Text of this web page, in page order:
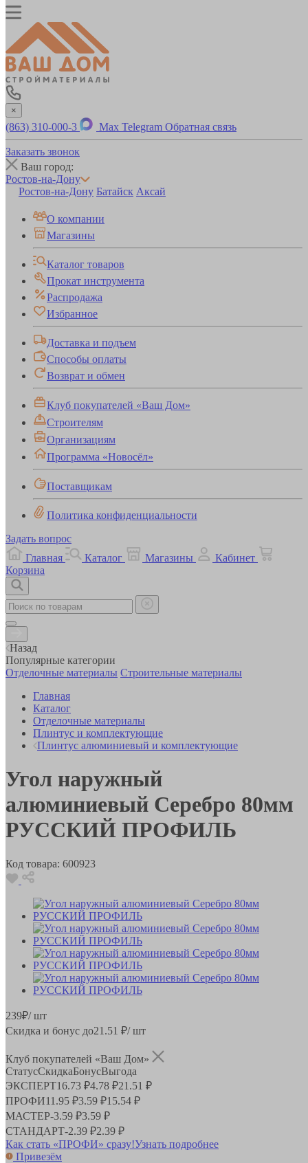
×
(863) 310-000-3 Max Telegram Обратная связь
Заказать звонок
Ваш город:
Ростов-на-Дону
Ростов-на-Дону Батайск Аксай
О компании
Магазины
Каталог товаров
Прокат инструмента
Распродажа
Избранное
Доставка и подъем
Способы оплаты
Возврат и обмен
Клуб покупателей «Ваш Дом»
Строителям
Организациям
Программа «Новосёл»
Поставщикам
Политика конфиденциальности
Задать вопрос
Главная
Каталог Магазины
Кабинет
Корзина
Назад
Популярные категории
Отделочные материалы Строительные материалы
Главная
Каталог
Отделочные материалы
Плинтус и комплектующие
Плинтус алюминиевый и комплектующие
Угол наружный
алюминиевый Серебро 80мм
РУССКИЙ ПРОФИЛЬ
Код товара: 600923
239₽/ шт
Скидка и бонус до21.51 ₽/ шт
Клуб покупателей «Ваш Дом»
СтатусСкидкаБонусВыгода
ЭКСПЕРТ16.73 ₽4.78 ₽21.51 ₽
ПРОФИ11.95 ₽3.59 ₽15.54 ₽
МАСТЕР-3.59 ₽3.59 ₽
СТАНДАРТ-2.39 ₽2.39 ₽
Как стать «ПРОФИ» сразу!Узнать подробнее
Привезём